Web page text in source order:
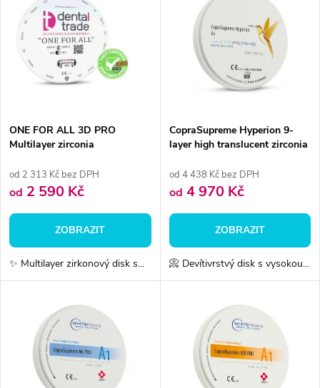
e
n
p
r
o
d
u
Abecedně
p
s
p
r
o
d
ONE FOR ALL 3D PRO
Multilayer zirconia
od 2 313 Kč bez DPH
od 2 590 Kč
ZOBRAZIT
✨ Multilayer zirkonový disk s...
CopraSupreme Hyperion 9-
layer high translucent zirconia
od 4 438 Kč bez DPH
od 4 970 Kč
ZOBRAZIT
📀 Devítivrstvý disk s vysokou...